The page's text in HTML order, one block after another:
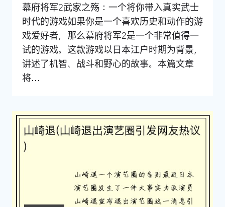
幕府将军2武家之殇：一个将你带入真实武士
时代的游戏如果你是一个喜欢历史和动作的游
戏爱好者，那么幕府将军2是一个非常值得一
试的游戏。这款游戏以日本江户时期为背景，
讲述了机智、战斗和野心的故事。本篇文章
将...